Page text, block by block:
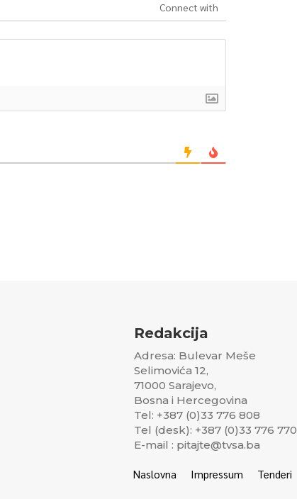
Connect with
Redakcija
Adresa: Bulevar Meše
Selimovića 12,
71000 Sarajevo,
Bosna i Hercegovina
Tel: +387 (0)33 776 808
Tel (desk): +387 (0)33 776 770
E-mail : pitajte@tvsa.ba
Naslovna Impressum Tenderi